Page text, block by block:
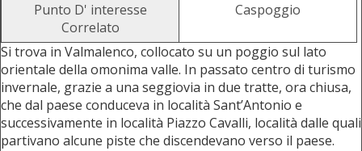
Punto D' interesse
Correlato
Caspoggio
Si trova in Valmalenco, collocato su un poggio sul lato
orientale della omonima valle. In passato centro di turismo
invernale, grazie a una seggiovia in due tratte, ora chiusa,
che dal paese conduceva in località Sant’Antonio e
successivamente in località Piazzo Cavalli, località dalle quali
partivano alcune piste che discendevano verso il paese.